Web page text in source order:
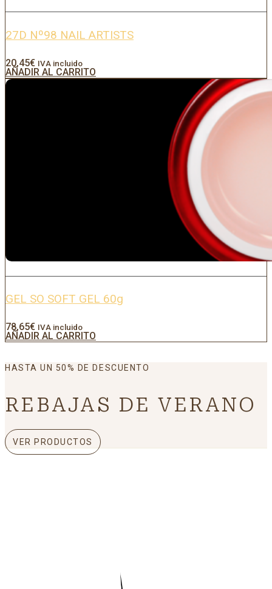
27D Nº98 NAIL ARTISTS
20,45€ IVA incluido
AÑADIR AL CARRITO
GEL SO SOFT GEL 60g
78,65€ IVA incluido
AÑADIR AL CARRITO
HASTA UN 50% DE DESCUENTO
REBAJAS DE VERANO
VER PRODUCTOS